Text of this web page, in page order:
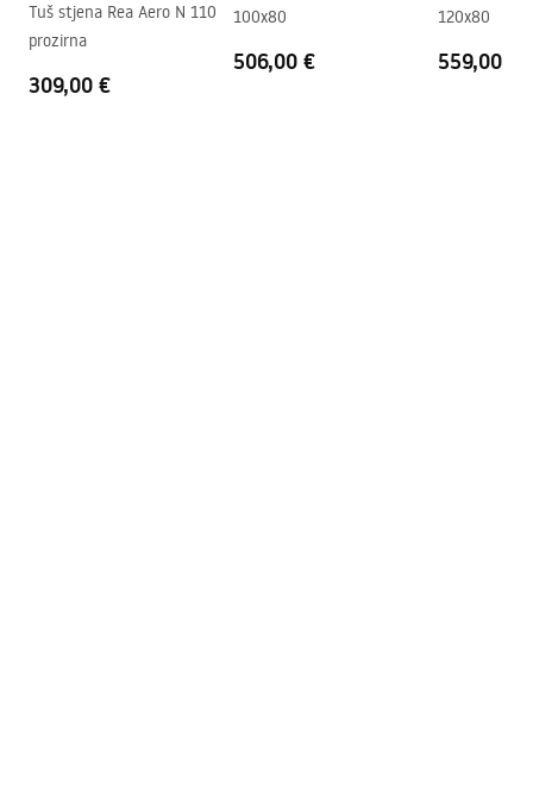
Tuš stjena Rea Aero N 110
prozirna
309,00 €
100x80
506,00 €
120x80
559,00 €